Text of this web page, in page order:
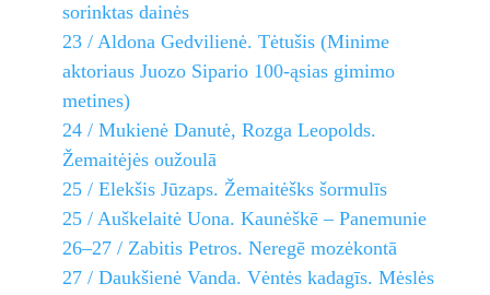
sorinktas dainės
23 / Aldona Gedvilienė. Tėtušis (Minime
aktoriaus Juozo Sipario 100-ąsias gimimo
metines)
24 / Mukienė Danutė, Rozga Leopolds.
Žemaitėjės oužoulā
25 / Elekšis Jūzaps. Žemaitėšks šormulīs
25 / Auškelaitė Uona. Kaunėškē – Panemunie
26–27 / Zabitis Petros. Neregē mozėkontā
27 / Daukšienė Vanda. Vėntės kadagīs. Mėslės